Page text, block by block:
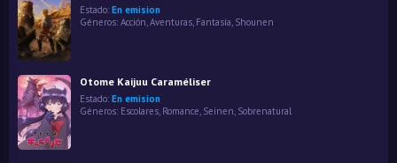
Estado: En emision
Géneros: Acción Aventuras Fantasía Shounen
Otome Kaijuu Caraméliser
Estado: En emision
Géneros: Escolares, Romance, Seinen, Sobrenatural